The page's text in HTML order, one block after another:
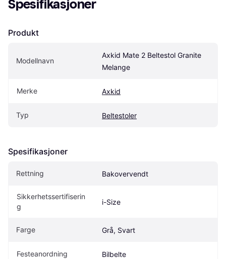
Spesifikasjoner
Produkt
Modellnavn
Axkid Mate 2 Beltestol Granite
Melange
Merke Axkid
Typ Beltestoler
Spesifikasjoner
Rettning Bakovervendt
Sikkerhetssertifiserin
g
i-Size
Farge Grå, Svart
Festeanordning Bilbelte